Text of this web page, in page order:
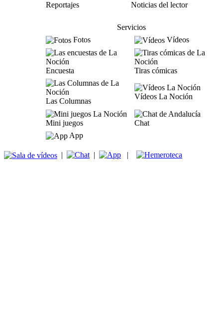
Reportajes
Noticias del lector
Servicios
Fotos
Vídeos
Encuesta Tiras cómicas
Las Columnas
Vídeos La Noción
Mini juegos
Chat
App
| | |